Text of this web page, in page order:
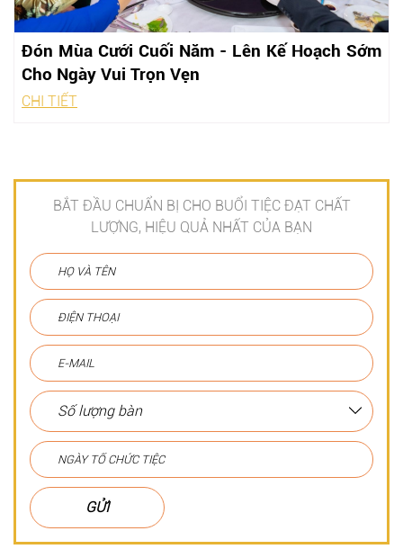
Đón Mùa Cưới Cuối Năm - Lên Kế Hoạch Sớm
Cho Ngày Vui Trọn Vẹn
CHI TIẾT
BẮT ĐẦU CHUẨN BỊ CHO BUỔI TIỆC ĐẠT CHẤT
LƯỢNG, HIỆU QUẢ NHẤT CỦA BẠN
GỬI